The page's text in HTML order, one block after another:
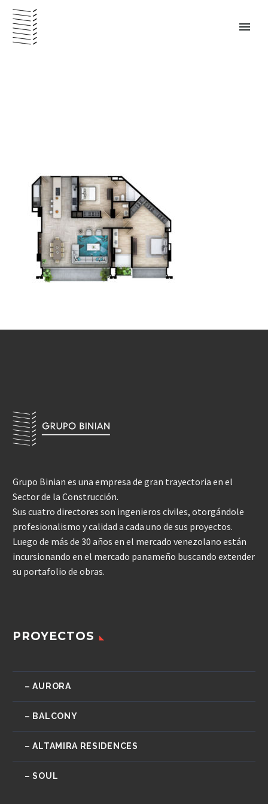
Grupo Binian es una empresa de gran trayectoria en el
Sector de la Construcción.
Sus cuatro directores son ingenieros civiles, otorgándole
profesionalismo y calidad a cada uno de sus proyectos.
Luego de más de 30 años en el mercado venezolano están
incursionando en el mercado panameño buscando extender
su portafolio de obras.
PROYECTOS
– AURORA
– BALCONY
– ALTAMIRA RESIDENCES
– SOUL